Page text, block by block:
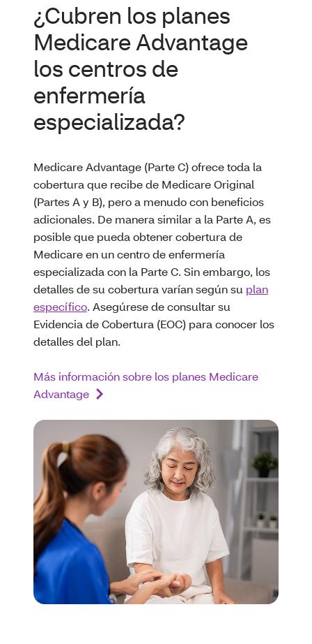
¿Cubren los planes
Medicare Advantage
los centros de
enfermería
especializada?
Medicare Advantage (Parte C) ofrece toda la
cobertura que recibe de Medicare Original
(Partes A y B), pero a menudo con beneficios
adicionales. De manera similar a la Parte A, es
posible que pueda obtener cobertura de
Medicare en un centro de enfermería
especializada con la Parte C. Sin embargo, los
detalles de su cobertura varían según su plan
específico. Asegúrese de consultar su
Evidencia de Cobertura (EOC) para conocer los
detalles del plan.
Más información sobre los planes Medicare
Advantage